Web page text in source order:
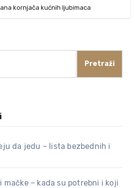
kornjača kućnih ljubimaca
da jedu – lista bezbednih i
mačke – kada su potrebni i koji